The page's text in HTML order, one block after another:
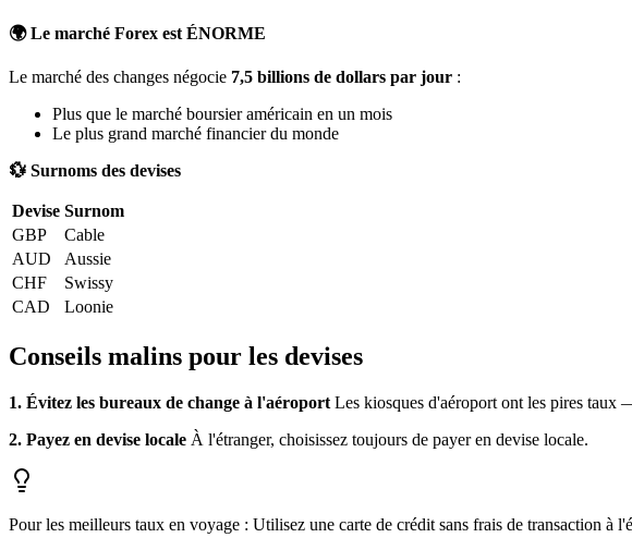
🌍 Le marché Forex est ÉNORME
Le marché des changes négocie 7,5 billions de dollars par jour :
Plus que le marché boursier américain en un mois
Le plus grand marché financier du monde
💱 Surnoms des devises
Devise Surnom
GBP
Cable
AUD
Aussie
CHF
Swissy
CAD
Loonie
Conseils malins pour les devises
1. Évitez les bureaux de change à l'aéroport Les kiosques d'aéroport ont les pires taux
2. Payez en devise locale À l'étranger, choisissez toujours de payer en devise locale.
Pour les meilleurs taux en voyage : Utilisez une carte de crédit sans frais de transaction à